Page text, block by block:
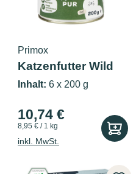
Primox
Katzenfutter Wild
pur 6x200g
Inhalt: 6 x 200 g
10,74 €
8,95 € / 1 kg
inkl. MwSt.